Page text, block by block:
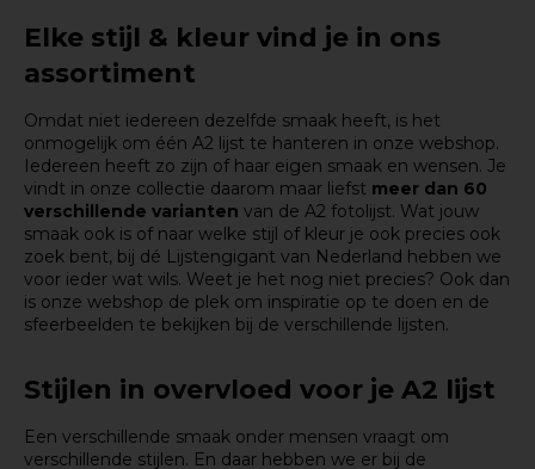
Elke stijl & kleur vind je in ons
assortiment
Omdat niet iedereen dezelfde smaak heeft, is het
onmogelijk om één A2 lijst te hanteren in onze webshop.
Iedereen heeft zo zijn of haar eigen smaak en wensen. Je
vindt in onze collectie daarom maar liefst meer dan 60
verschillende varianten van de A2 fotolijst. Wat jouw
smaak ook is of naar welke stijl of kleur je ook precies ook
zoek bent, bij dé Lijstengigant van Nederland hebben we
voor ieder wat wils. Weet je het nog niet precies? Ook dan
is onze webshop de plek om inspiratie op te doen en de
sfeerbeelden te bekijken bij de verschillende lijsten.
Stijlen in overvloed voor je A2 lijst
Een verschillende smaak onder mensen vraagt om
verschillende stijlen. En daar hebben we er bij de